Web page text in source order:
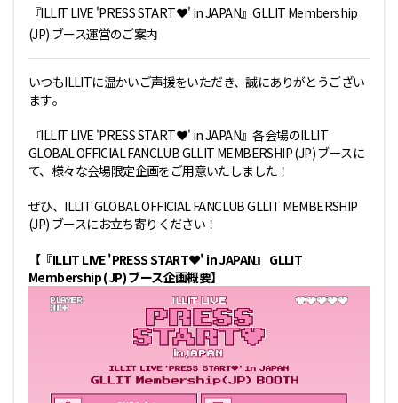
『ILLIT LIVE 'PRESS START︎︎❤' in JAPAN』GLLIT Membership
(JP) ブース運営のご案内
いつもILLITに温かいご声援をいただき、誠にありがとうござい
ます｡
『ILLIT LIVE 'PRESS START︎︎❤' in JAPAN』各会場のILLIT
GLOBAL OFFICIAL FANCLUB GLLIT MEMBERSHIP (JP) ブースに
て、様々な会場限定企画をご用意いたしました！
ぜひ、ILLIT GLOBAL OFFICIAL FANCLUB GLLIT MEMBERSHIP
(JP) ブースにお立ち寄りください！
【『ILLIT LIVE 'PRESS START︎︎❤' in JAPAN』 GLLIT
Membership (JP) ブース企画概要】